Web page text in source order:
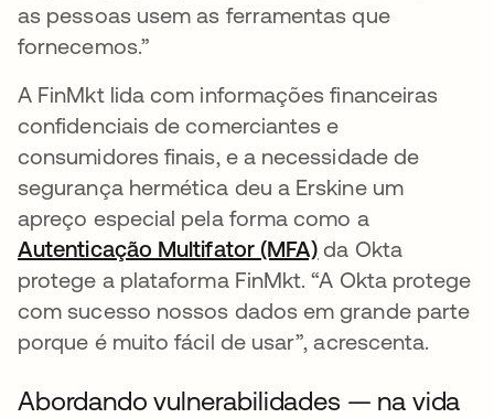
as pessoas usem as ferramentas que
fornecemos.”
A FinMkt lida com informações financeiras
confidenciais de comerciantes e
consumidores finais, e a necessidade de
segurança hermética deu a Erskine um
apreço especial pela forma como a
Autenticação Multifator (MFA) da Okta
protege a plataforma FinMkt. “A Okta protege
com sucesso nossos dados em grande parte
porque é muito fácil de usar”, acrescenta.
Abordando vulnerabilidades — na vida